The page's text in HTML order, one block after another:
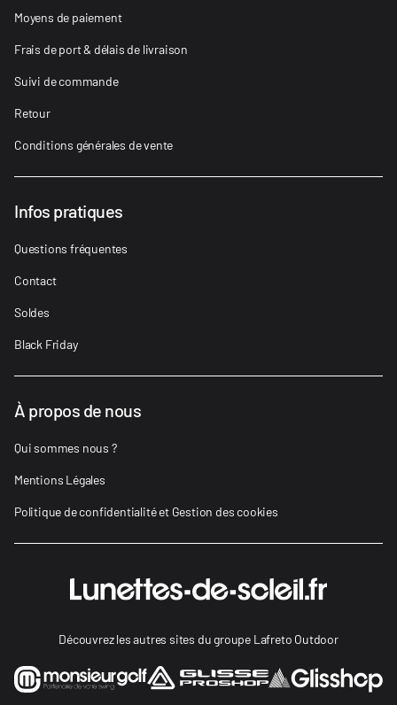
Moyens de paiement
Frais de port & délais de livraison
Suivi de commande
Retour
Conditions générales de vente
Infos pratiques
Questions fréquentes
Contact
Soldes
Black Friday
À propos de nous
Qui sommes nous ?
Mentions Légales
Politique de confidentialité et Gestion des cookies
Découvrez les autres sites du groupe Lafreto Outdoor